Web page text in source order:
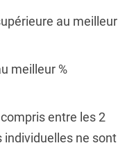
au meilleur
meilleur %
entre les 2
individuelles ne sont